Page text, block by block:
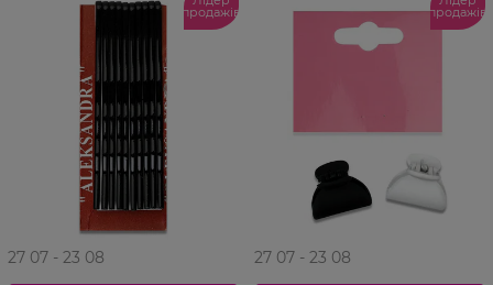
продажів
27 07 - 23 08
продажів
27 07 - 23 08